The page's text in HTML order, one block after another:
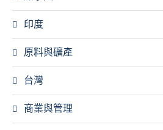
印度
原料與礦產
台灣
商業與管理